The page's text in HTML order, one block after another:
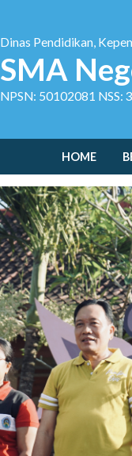
Dinas Pendidikan,
SMA
NPSN: 50102081 NSS:
HOME